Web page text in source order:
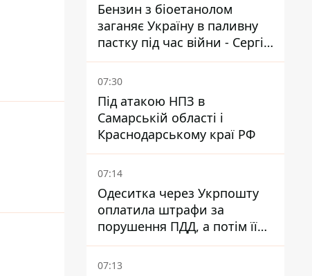
Бензин з біоетанолом
заганяє Україну в паливну
пастку під час війни - Сергій
Куюн
07:30
Під атакою НПЗ в
Самарській області і
Краснодарському краї РФ
07:14
Одеситка через Укрпошту
оплатила штрафи за
порушення ПДД, а потім її
рахунки заблокували - в
чому причина і що вирішив
07:13